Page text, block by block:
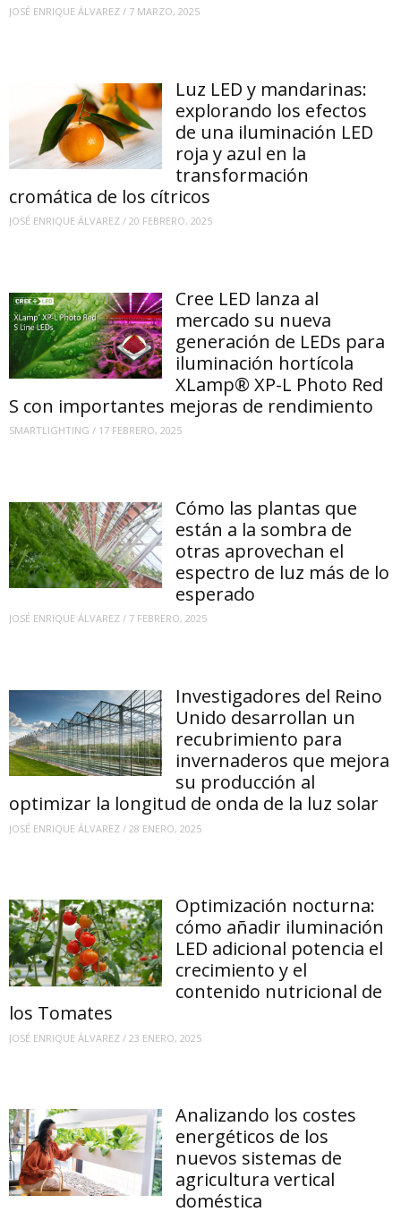
JOSÉ ENRIQUE ÁLVAREZ / 7 MARZO, 2025
Luz LED y mandarinas:
explorando los efectos
de una iluminación LED
roja y azul en la
transformación
cromática de los cítricos
JOSÉ ENRIQUE ÁLVAREZ / 20 FEBRERO, 2025
Cree LED lanza al
mercado su nueva
generación de LEDs para
iluminación hortícola
XLamp® XP-L Photo Red
S con importantes mejoras de rendimiento
SMARTLIGHTING / 17 FEBRERO, 2025
Cómo las plantas que
están a la sombra de
otras aprovechan el
espectro de luz más de lo
esperado
JOSÉ ENRIQUE ÁLVAREZ / 7 FEBRERO, 2025
Investigadores del Reino
Unido desarrollan un
recubrimiento para
invernaderos que mejora
su producción al
optimizar la longitud de onda de la luz solar
JOSÉ ENRIQUE ÁLVAREZ / 28 ENERO, 2025
Optimización nocturna:
cómo añadir iluminación
LED adicional potencia el
crecimiento y el
contenido nutricional de
los Tomates
JOSÉ ENRIQUE ÁLVAREZ / 23 ENERO, 2025
Analizando los costes
energéticos de los
nuevos sistemas de
agricultura vertical
doméstica